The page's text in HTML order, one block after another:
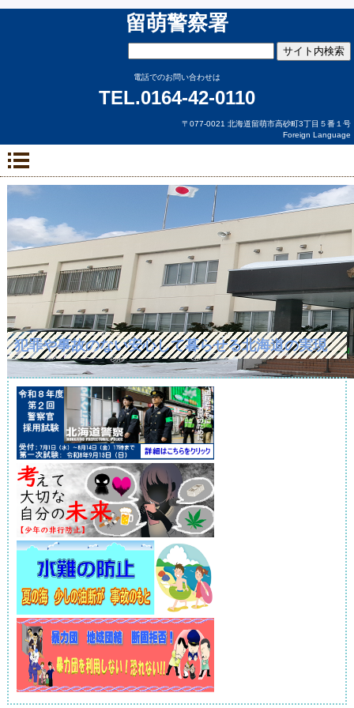
留萌警察署
電話でのお問い合わせは
TEL.0164-42-0110
〒077-0021 北海道留萌市高砂町3丁目５番１号
Foreign Language
犯罪や事故のない安心して暮らせる北海道の実現